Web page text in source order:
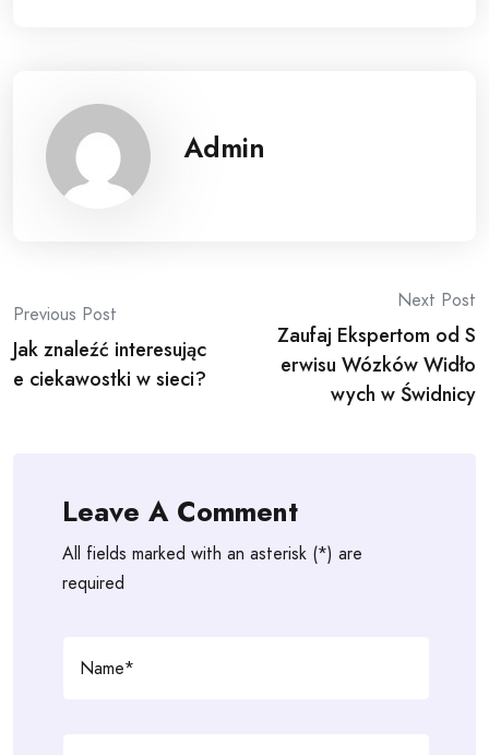
Admin
Post
navigation
Previous Post
Jak znaleźć interesując
e ciekawostki w sieci?
Next Post
Zaufaj Ekspertom od S
erwisu Wózków Widło
wych w Świdnicy
Leave A Comment
All fields marked with an asterisk (*) are
required